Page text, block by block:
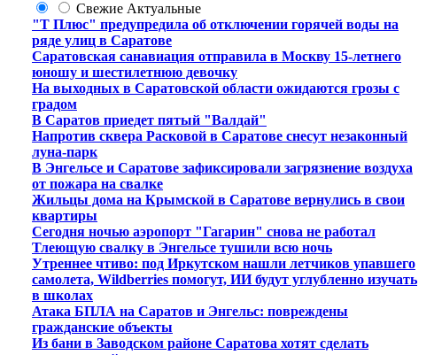
Свежие Актуальные
"Т Плюс" предупредила об отключении горячей воды на
ряде улиц в Саратове
Саратовская санавиация отправила в Москву 15-летнего
юношу и шестилетнюю девочку
На выходных в Саратовской области ожидаются грозы с
градом
В Саратов приедет пятый "Валдай"
Напротив сквера Расковой в Саратове снесут незаконный
луна-парк
В Энгельсе и Саратове зафиксировали загрязнение воздуха
от пожара на свалке
Жильцы дома на Крымской в Саратове вернулись в свои
квартиры
Сегодня ночью аэропорт "Гагарин" снова не работал
Тлеющую свалку в Энгельсе тушили всю ночь
Утреннее чтиво: под Иркутском нашли летчиков упавшего
самолета, Wildberries помогут, ИИ будут углубленно изучать
в школах
Атака БПЛА на Саратов и Энгельс: повреждены
гражданские объекты
Из бани в Заводском районе Саратова хотят сделать